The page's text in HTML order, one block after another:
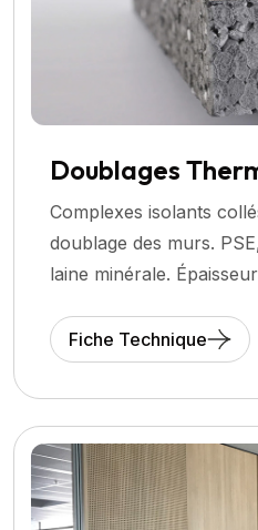
Doublages
Complexes isolants
doublage des murs.
laine minérale.
Fiche Technique